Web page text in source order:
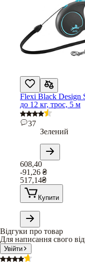
Flexi Black Design
до 12 кг, трос, 5 м
37
Зелений
608,40
-91,26 ₴
517,14₴
Купити
Відгуки про товар
Для написання свого
Увійти